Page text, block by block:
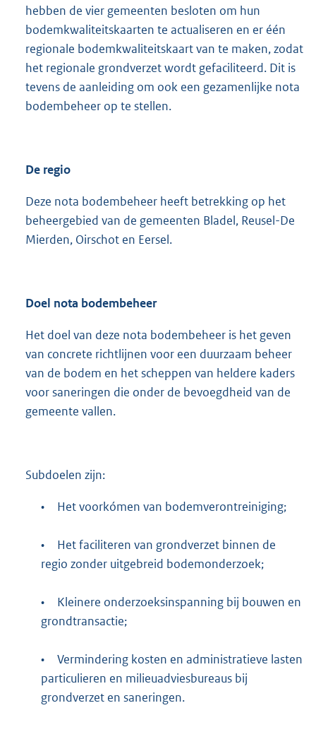
hebben de vier gemeenten besloten om hun
bodemkwaliteitskaarten te actualiseren en er één
regionale bodemkwaliteitskaart van te maken, zodat
het regionale grondverzet wordt gefaciliteerd. Dit is
tevens de aanleiding om ook een gezamenlijke nota
bodembeheer op te stellen.
De regio
Deze nota bodembeheer heeft betrekking op het
beheergebied van de gemeenten Bladel, Reusel-De
Mierden, Oirschot en Eersel.
Doel nota bodembeheer
Het doel van deze nota bodembeheer is het geven
van concrete richtlijnen voor een duurzaam beheer
van de bodem en het scheppen van heldere kaders
voor saneringen die onder de bevoegdheid van de
gemeente vallen.
Subdoelen zijn:
• Het voorkómen van bodemverontreiniging;
•
Het faciliteren van grondverzet binnen de
regio zonder uitgebreid bodemonderzoek;
•
Kleinere onderzoeksinspanning bij bouwen en
grondtransactie;
•
Vermindering kosten en administratieve lasten
particulieren en milieuadviesbureaus bij
grondverzet en saneringen.